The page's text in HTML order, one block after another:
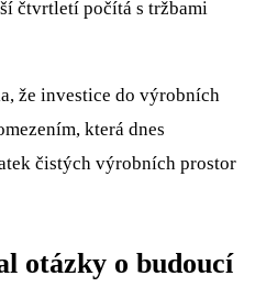
čtvrtletí počítá s tržbami
že investice do výrobních
která dnes
čistých výrobních prostor
otázky o budoucí